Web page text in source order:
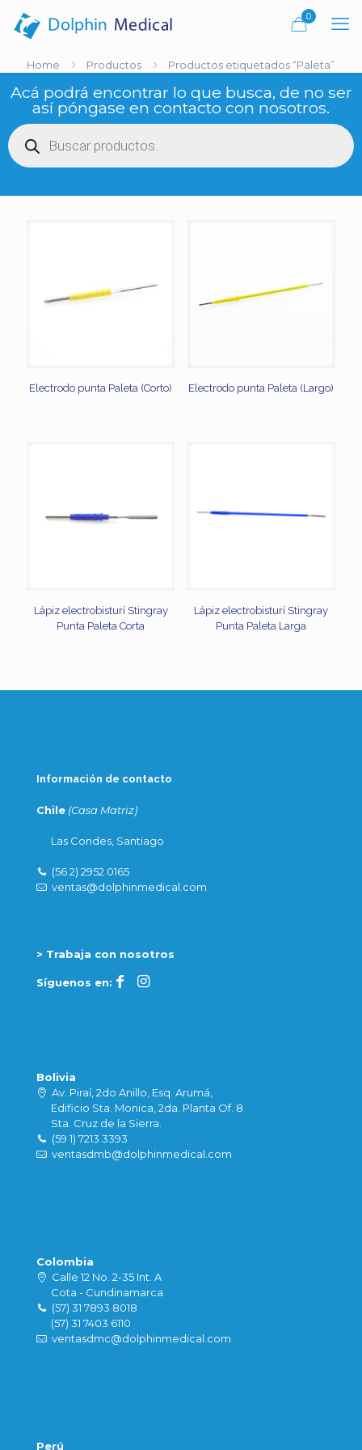
0
Home Productos Productos etiquetados “Paleta”
Acá podrá encontrar lo que busca, de no ser
así póngase en contacto con nosotros.
Búsqueda
de
productos
Electrodo punta Paleta (Corto) Electrodo punta Paleta (Largo)
Lápiz electrobisturí Stingray
Punta Paleta Corta
Lápiz electrobisturí Stingray
Punta Paleta Larga
Información de contacto
Chile (Casa Matriz)
Las Condes, Santiago
(56 2) 2952 0165
ventas@dolphinmedical.com
> Trabaja con nosotros
Síguenos en:
Bolivia
Av. Piraí, 2do Anillo, Esq. Arumá,
Edificio Sta. Monica, 2da. Planta Of. 8
Sta. Cruz de la Sierra.
(59 1) 7213 3393
ventasdmb@dolphinmedical.com
Colombia
Calle 12 No. 2-35 Int. A
Cota - Cundinamarca
(57) 31 7893 8018
(57) 31 7403 6110
ventasdmc@dolphinmedical.com
Perú